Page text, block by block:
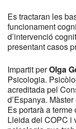
Es tractaran les
funcionament
d’intervenció
presentant casos
Impartit perOlga
Psicologia.
acreditada pel
d’Espanya.
Es portarà a
Lleida del COPC i